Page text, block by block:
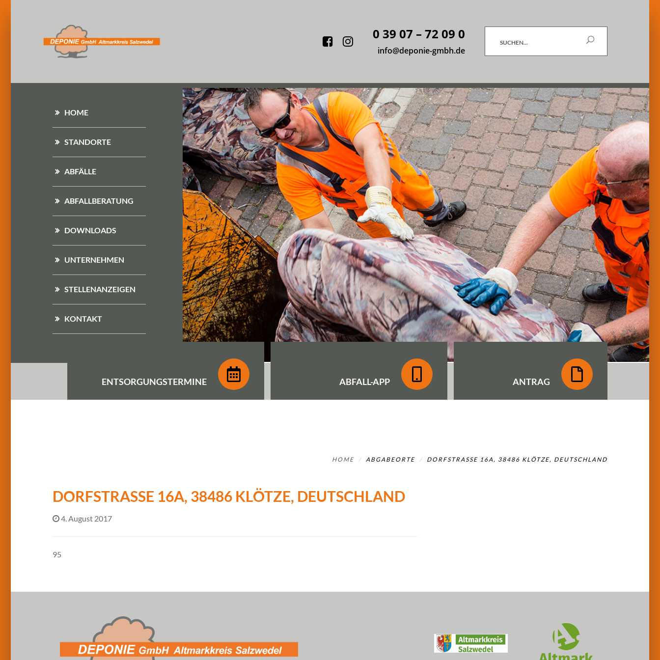
Facebook
Instagram
0 39 07 – 72 09 0
info@deponie-gmbh.de
Suchen
HOME
STANDORTE
ABFÄLLE
ABFALLBERATUNG
DOWNLOADS
UNTERNEHMEN
STELLENANZEIGEN
KONTAKT
ENTSORGUNGSTERMINE ABFALL-APP ANTRAG
HOME ABGABEORTE DORFSTRASSE 16A, 38486 KLÖTZE, DEUTSCHLAND
DORFSTRASSE 16A, 38486 KLÖTZE, DEUTSCHLAND
4. August 2017
95